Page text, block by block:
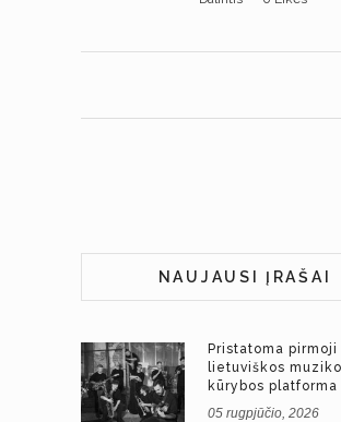
NAUJAUSI ĮRAŠAI
Pristatoma pirmoji
lietuviškos
kūrybos platforma
05 rugpjūčio, 2026